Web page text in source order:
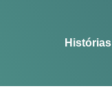
Histórias